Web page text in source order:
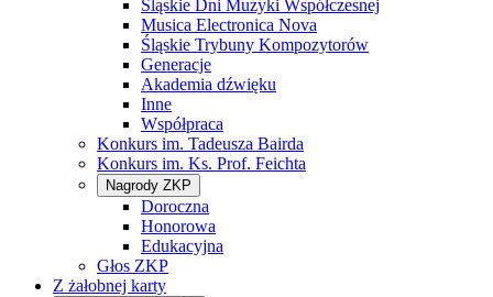
Śląskie Dni Muzyki Współczesnej
Musica Electronica Nova
Śląskie Trybuny Kompozytorów
Generacje
Akademia dźwięku
Inne
Współpraca
Konkurs im. Tadeusza Bairda
Konkurs im. Ks. Prof. Feichta
Nagrody ZKP
Doroczna
Honorowa
Edukacyjna
Głos ZKP
Z żałobnej karty